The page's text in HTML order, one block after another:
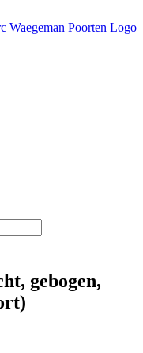
gebogen,